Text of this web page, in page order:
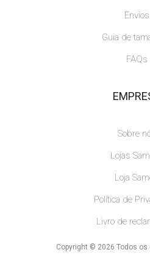
Envios
Guia de
FAQs
Sobre
Lojas
Loja
Política de
Livro de
Copyright © 2026 Todos